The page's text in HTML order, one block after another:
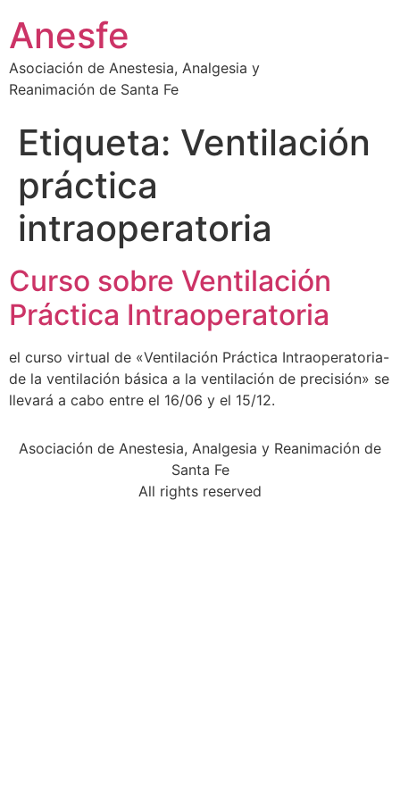
contenido
Anesfe
Asociación de Anestesia, Analgesia y
Reanimación de Santa Fe
Etiqueta: Ventilación
práctica
intraoperatoria
Curso sobre Ventilación
Práctica Intraoperatoria
el curso virtual de «Ventilación Práctica Intraoperatoria-
de la ventilación básica a la ventilación de precisión» se
llevará a cabo entre el 16/06 y el 15/12.
Asociación de Anestesia, Analgesia y Reanimación de
Santa Fe
All rights reserved